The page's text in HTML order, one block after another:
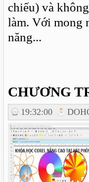
chiếu) và
làm. Với mong
năng...
CHƯƠNG
19:32:00